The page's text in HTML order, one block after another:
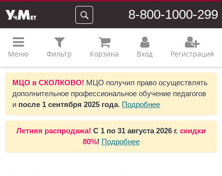
8-800-1000-299
Меню Фильтр Корзина Вход Регистрация
МЦО в СКОЛКОВО! МЦО получил право осуществлять
дополнительное профессиональное обучение педагогов
и после 1 сентября 2025 года. Подробнее
Летняя распродажа! С 1 по 31 августа 2026 г. скидки
80%! Подробнее